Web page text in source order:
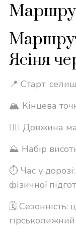
Ясіня
📍 Старт:
🏔 Кінцева
🚶‍♂️ Довжина
⛰ Набір
⏱ Час у
фізичної
🗓 Сезонність: